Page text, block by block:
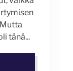
tänä...